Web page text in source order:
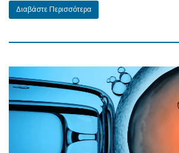
Διαβάστε Περισσότερα